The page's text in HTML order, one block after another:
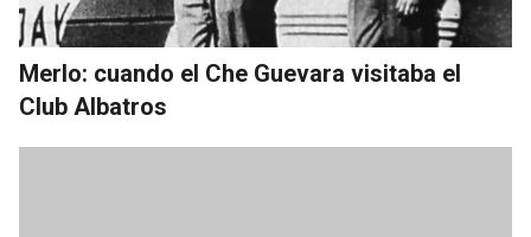
Merlo: cuando el Che Guevara visitaba el
Club Albatros